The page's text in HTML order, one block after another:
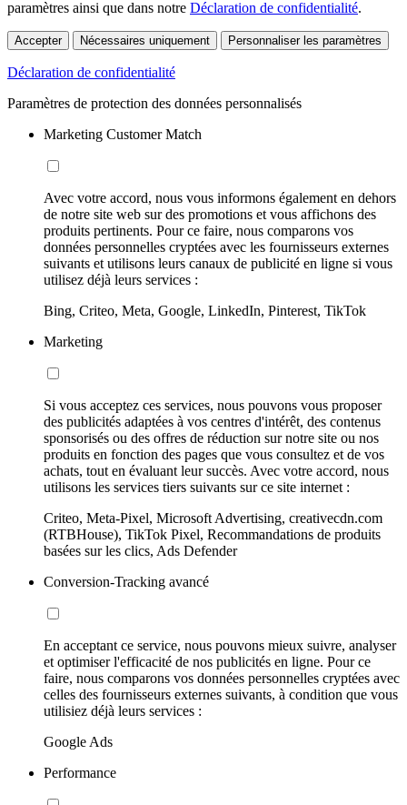
paramètres ainsi que dans notre Déclaration de confidentialité.
Accepter Nécessaires uniquement Personnaliser les paramètres
Déclaration de confidentialité
Paramètres de protection des données personnalisés
Marketing Customer Match
Avec votre accord, nous vous informons également en dehors
de notre site web sur des promotions et vous affichons des
produits pertinents. Pour ce faire, nous comparons vos
données personnelles cryptées avec les fournisseurs externes
suivants et utilisons leurs canaux de publicité en ligne si vous
utilisez déjà leurs services :
Bing, Criteo, Meta, Google, LinkedIn, Pinterest, TikTok
Marketing
Si vous acceptez ces services, nous pouvons vous proposer
des publicités adaptées à vos centres d'intérêt, des contenus
sponsorisés ou des offres de réduction sur notre site ou nos
produits en fonction des pages que vous consultez et de vos
achats, tout en évaluant leur succès. Avec votre accord, nous
utilisons les services tiers suivants sur ce site internet :
Criteo, Meta-Pixel, Microsoft Advertising, creativecdn.com
(RTBHouse), TikTok Pixel, Recommandations de produits
basées sur les clics, Ads Defender
Conversion-Tracking avancé
En acceptant ce service, nous pouvons mieux suivre, analyser
et optimiser l'efficacité de nos publicités en ligne. Pour ce
faire, nous comparons vos données personnelles cryptées avec
celles des fournisseurs externes suivants, à condition que vous
utilisiez déjà leurs services :
Google Ads
Performance